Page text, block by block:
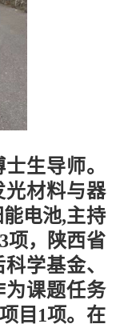
生导师。
光材料与器
能电池,主持
项，陕西省
学基金、
为课题任务
目1项。 在